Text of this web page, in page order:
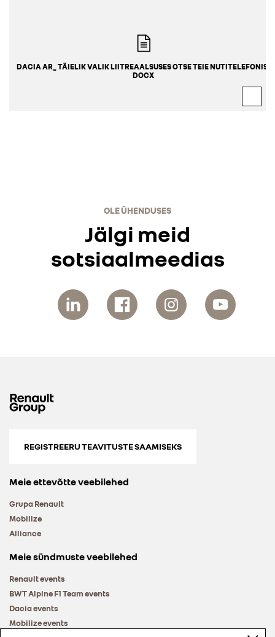
DACIA AR_ TÄIELIK VALIK LIITREAALSUSES OTSE TEIE NUTITELEFONIS.
DOCX
OLE ÜHENDUSES
Jälgi meid
sotsiaalmeedias
REGISTREERU TEAVITUSTE SAAMISEKS
Meie ettevõtte veebilehed
Grupa Renault
Mobilize
Alliance
Meie sündmuste veebilehed
Renault events
BWT Alpine F1 Team events
Dacia events
Mobilize events